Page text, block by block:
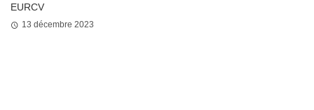
EURCV
13 décembre 2023